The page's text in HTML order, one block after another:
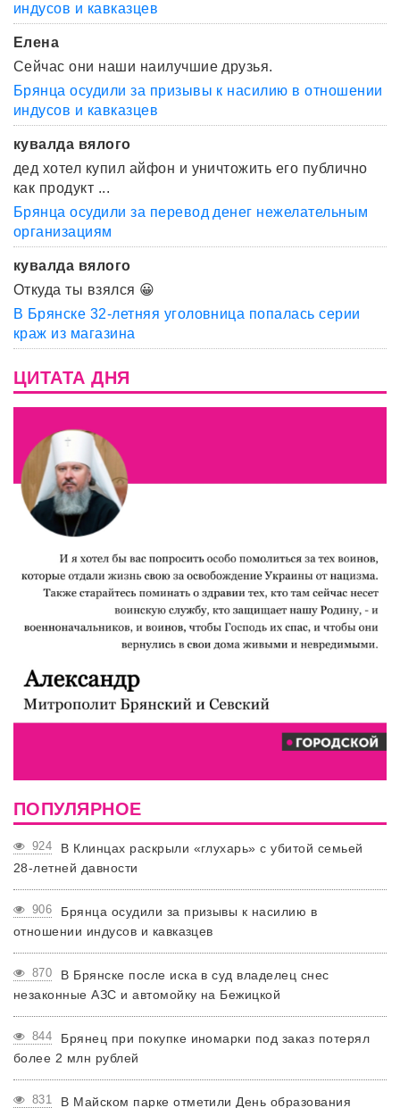
индусов и кавказцев
Елена
Сейчас они наши наилучшие друзья.
Брянца осудили за призывы к насилию в отношении
индусов и кавказцев
кувалда вялого
дед хотел купил айфон и уничтожить его публично
как продукт ...
Брянца осудили за перевод денег нежелательным
организациям
кувалда вялого
Откуда ты взялся 😀
В Брянске 32-летняя уголовница попалась серии
краж из магазина
ЦИТАТА ДНЯ
ПОПУЛЯРНОЕ
924
В Клинцах раскрыли «глухарь» с убитой семьей
28-летней давности
906
Брянца осудили за призывы к насилию в
отношении индусов и кавказцев
870
В Брянске после иска в суд владелец снес
незаконные АЗС и автомойку на Бежицкой
844
Брянец при покупке иномарки под заказ потерял
более 2 млн рублей
831 В Майском парке отметили День образования